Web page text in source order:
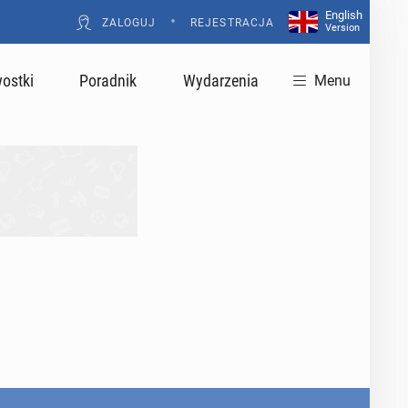
ZALOGUJ • REJESTRACJA
English
Version
Poradnik Wydarzenia Menu